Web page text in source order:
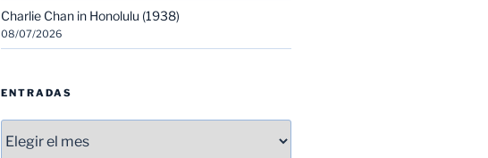
Charlie Chan in Honolulu (1938)
08/07/2026
ENTRADAS